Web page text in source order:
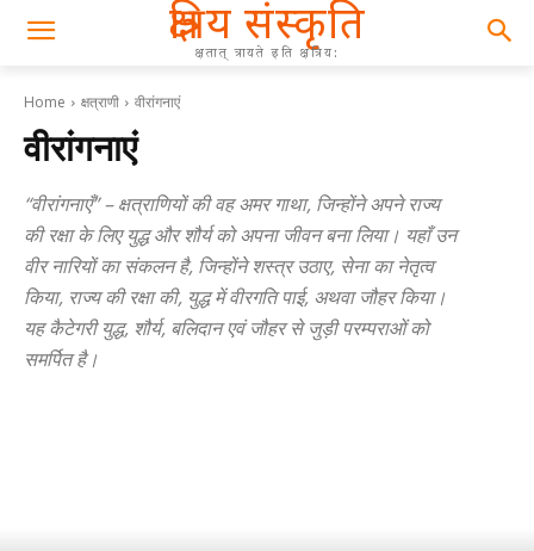
क्षत्रिय संस्कृति
क्षतात् त्रायते इति क्षत्रिय:
Home क्षत्राणी वीरांगनाएं
वीरांगनाएं
“वीरांगनाएँ” – क्षत्राणियों की वह अमर गाथा, जिन्होंने अपने राज्य
की रक्षा के लिए युद्ध और शौर्य को अपना जीवन बना लिया। यहाँ उन
वीर नारियों का संकलन है, जिन्होंने शस्त्र उठाए, सेना का नेतृत्व
किया, राज्य की रक्षा की, युद्ध में वीरगति पाई, अथवा जौहर किया।
यह कैटेगरी युद्ध, शौर्य, बलिदान एवं जौहर से जुड़ी परम्पराओं को
समर्पित है।